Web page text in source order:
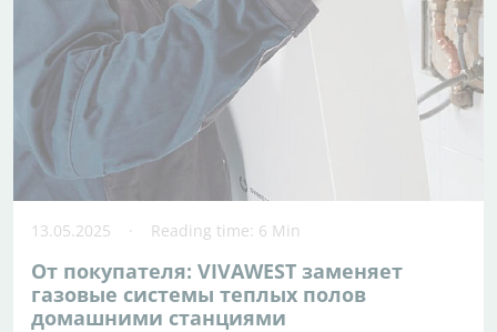
13.05.2025 Reading time: 6 Min
От покупателя: VIVAWEST заменяет
газовые системы теплых полов
домашними станциями